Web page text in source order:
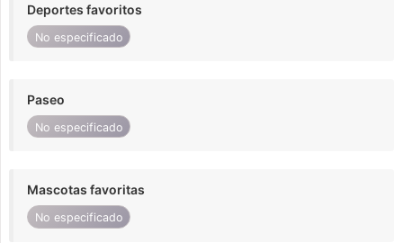
Deportes favoritos
No especificado
Paseo
No especificado
Mascotas favoritas
No especificado